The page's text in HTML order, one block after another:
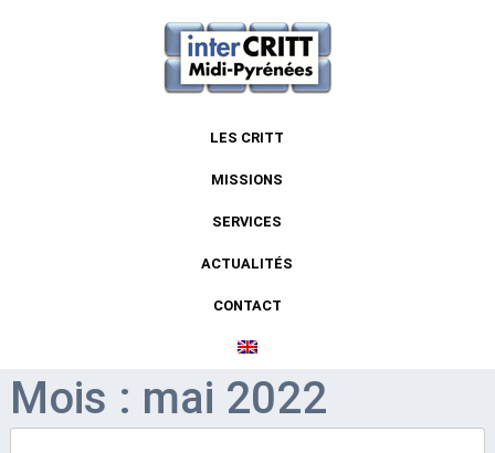
LES CRITT
MISSIONS
SERVICES
ACTUALITÉS
CONTACT
Mois : mai 2022